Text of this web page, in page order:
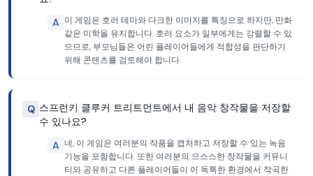
A 이 게임은 호러 테마와 다크한 이미지를 특징으로 하지만, 만화
같은 미학을 유지합니다. 호러 요소가 일부에게는 강렬할 수 있
으므로, 부모님들은 어린 플레이어들에게 적합성을 판단하기
위해 콘텐츠를 검토해야 합니다.
Q 스프런키 클루커 트리트먼트에서 내 음악 창작물을 저장할
수 있나요?
A 네, 이 게임은 여러분의 작품을 캡처하고 저장할 수 있는 녹음
기능을 포함합니다. 또한 여러분의 으스스한 창작물을 커뮤니
티와 공유하고 다른 플레이어들이 이 독특한 환경에서 작곡한